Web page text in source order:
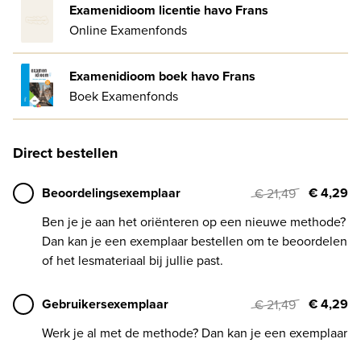
Examenidioom licentie havo Frans
Online Examenfonds
Examenidioom boek havo Frans
Boek Examenfonds
Direct bestellen
Beoordelingsexemplaar € 21,49 € 4,29
Ben je je aan het oriënteren op een nieuwe methode?
Dan kan je een exemplaar bestellen om te beoordelen
of het lesmateriaal bij jullie past.
Gebruikersexemplaar € 21,49 € 4,29
Werk je al met de methode? Dan kan je een exemplaar